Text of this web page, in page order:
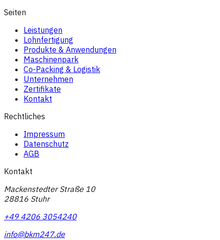
Seiten
Leistungen
Lohnfertigung
Produkte & Anwendungen
Maschinenpark
Co-Packing & Logistik
Unternehmen
Zertifikate
Kontakt
Rechtliches
Impressum
Datenschutz
AGB
Kontakt
Mackenstedter Straße 10
28816 Stuhr
+49 4206 3054240
info@bkm247.de